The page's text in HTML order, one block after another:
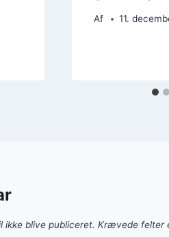
Af 11.
ikke blive publiceret. Krævede felter